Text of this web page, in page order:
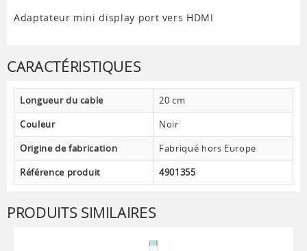
Adaptateur mini display port vers HDMI
CARACTÉRISTIQUES
Longueur du cable
20 cm
Couleur
Noir
Origine de fabrication
Fabriqué hors Europe
Référence produit
4901355
PRODUITS SIMILAIRES